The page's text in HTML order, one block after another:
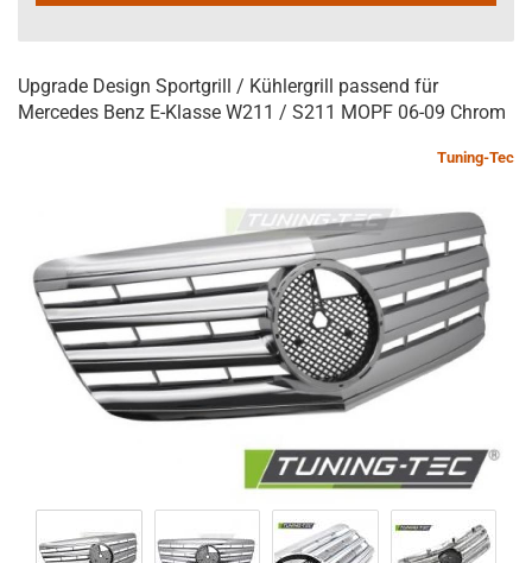
Upgrade Design Sportgrill / Kühlergrill passend für
Mercedes Benz E-Klasse W211 / S211 MOPF 06-09 Chrom
Tuning-Tec